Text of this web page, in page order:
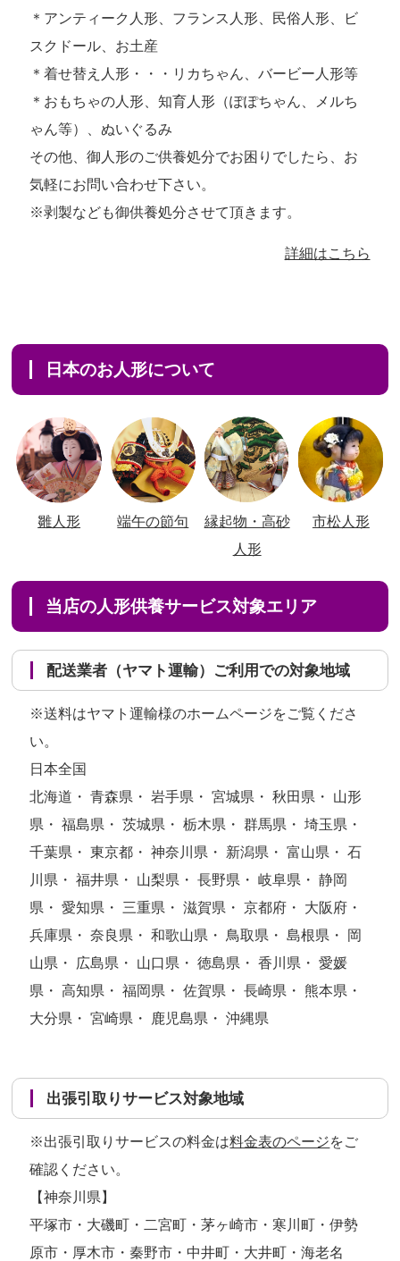
＊アンティーク人形、フランス人形、民俗人形、ビ
スクドール、お土産
＊着せ替え人形・・・リカちゃん、バービー人形等
＊おもちゃの人形、知育人形（ぽぽちゃん、メルち
ゃん等）、ぬいぐるみ
その他、御人形のご供養処分でお困りでしたら、お
気軽にお問い合わせ下さい。
※剥製なども御供養処分させて頂きます。
詳細はこちら
日本のお人形について
雛人形 端午の節句
縁起物・高砂
人形
市松人形
当店の人形供養サービス対象エリア
配送業者（ヤマト運輸）ご利用での対象地域
※送料はヤマト運輸様のホームページをご覧くださ
い。
日本全国
北海道・ 青森県・ 岩手県・ 宮城県・ 秋田県・ 山形
県・ 福島県・ 茨城県・ 栃木県・ 群馬県・ 埼玉県・
千葉県・ 東京都・ 神奈川県・ 新潟県・ 富山県・ 石
川県・ 福井県・ 山梨県・ 長野県・ 岐阜県・ 静岡
県・ 愛知県・ 三重県・ 滋賀県・ 京都府・ 大阪府・
兵庫県・ 奈良県・ 和歌山県・ 鳥取県・ 島根県・ 岡
山県・ 広島県・ 山口県・ 徳島県・ 香川県・ 愛媛
県・ 高知県・ 福岡県・ 佐賀県・ 長崎県・ 熊本県・
大分県・ 宮崎県・ 鹿児島県・ 沖縄県
出張引取りサービス対象地域
※出張引取りサービスの料金は料金表のページをご
確認ください。
【神奈川県】
平塚市・大磯町・二宮町・茅ヶ崎市・寒川町・伊勢
原市・厚木市・秦野市・中井町・大井町・海老名